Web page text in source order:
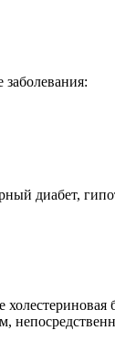
диабет,